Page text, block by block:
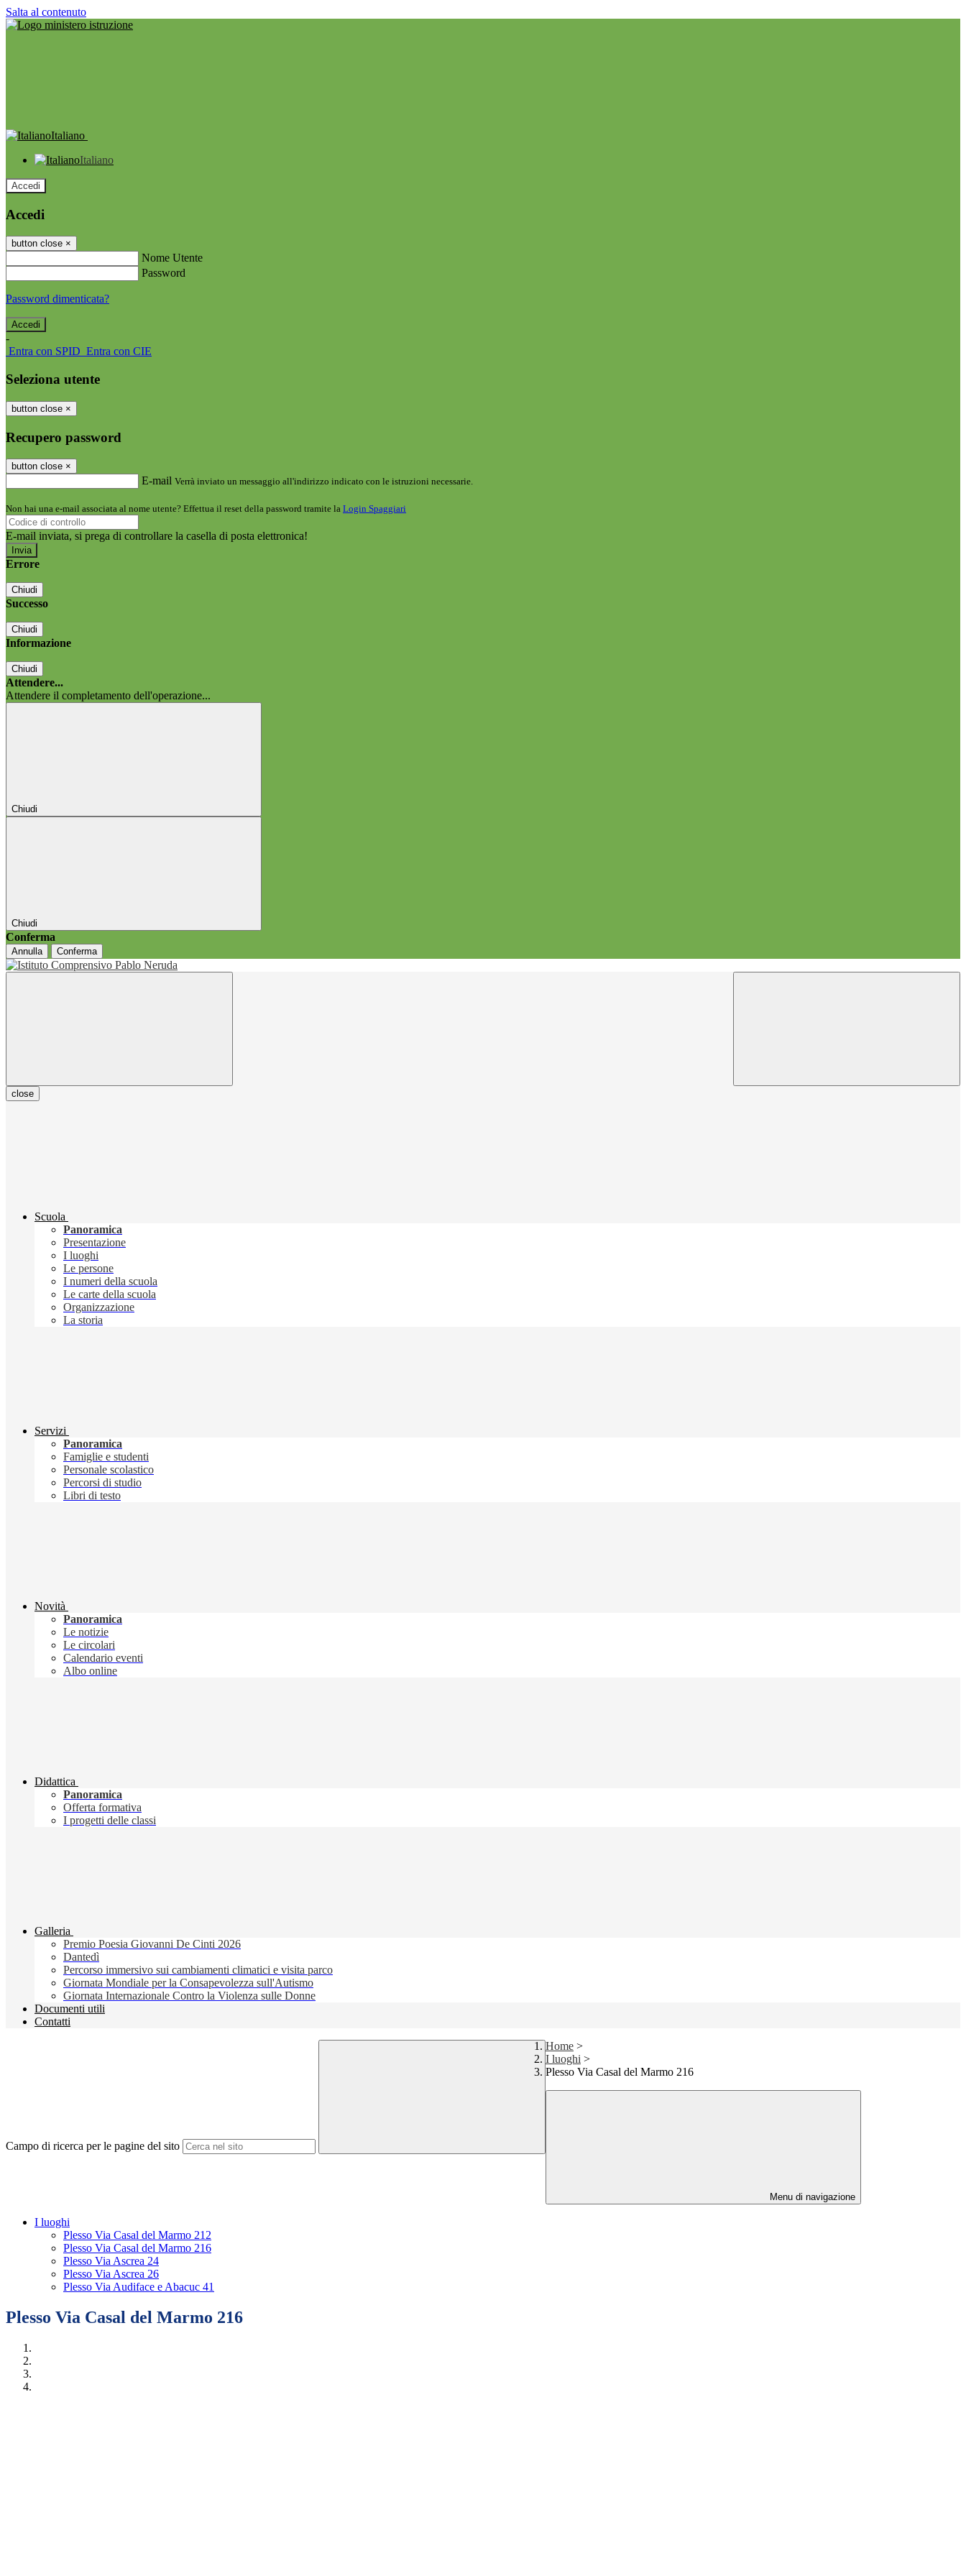
Salta al contenuto
Italiano
Italiano
Accedi
Accedi
button close ×
Nome Utente
Password
Password dimenticata?
-
Entra con SPID Entra con CIE
Seleziona utente
button close ×
Recupero password
button close ×
E-mail Verrà inviato un messaggio all'indirizzo indicato con le istruzioni necessarie.
Non hai una e-mail associata al nome utente? Effettua il reset della password tramite la Login Spaggiari
E-mail inviata, si prega di controllare la casella di posta elettronica!
Errore
Chiudi
Successo
Chiudi
Informazione
Chiudi
Attendere...
Attendere il completamento dell'operazione...
Chiudi
Chiudi
Conferma
Annulla Conferma
close
Scuola
Panoramica
Presentazione
I luoghi
Le persone
I numeri della scuola
Le carte della scuola
Organizzazione
La storia
Servizi
Panoramica
Famiglie e studenti
Personale scolastico
Percorsi di studio
Libri di testo
Novità
Panoramica
Le notizie
Le circolari
Calendario eventi
Albo online
Didattica
Panoramica
Offerta formativa
I progetti delle classi
Galleria
Premio Poesia Giovanni De Cinti 2026
Dantedì
Percorso immersivo sui cambiamenti climatici e visita parco
Giornata Mondiale per la Consapevolezza sull'Autismo
Giornata Internazionale Contro la Violenza sulle Donne
Documenti utili
Contatti
Campo di ricerca per le pagine del sito
Home >
I luoghi >
Plesso Via Casal del Marmo 216
Menu di navigazione
I luoghi
Plesso Via Casal del Marmo 212
Plesso Via Casal del Marmo 216
Plesso Via Ascrea 24
Plesso Via Ascrea 26
Plesso Via Audiface e Abacuc 41
Plesso Via Casal del Marmo 216